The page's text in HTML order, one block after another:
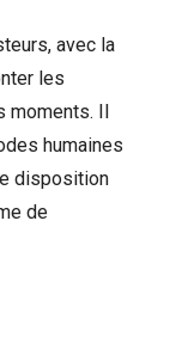
avec la
les
moments. Il
humaines
disposition
de